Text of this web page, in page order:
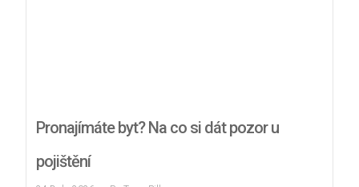
Pronajímáte byt? Na co si dát pozor u
pojištění